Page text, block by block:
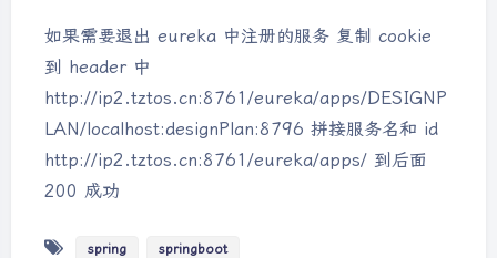
如果需要退出 eureka 中注册的服务 复制 cookie
到 header 中
http://ip2.tztos.cn:8761/eureka/apps/DESIGNP
LAN/localhost:designPlan:8796 拼接服务名和 id
http://ip2.tztos.cn:8761/eureka/apps/ 到后面
200 成功
spring springboot